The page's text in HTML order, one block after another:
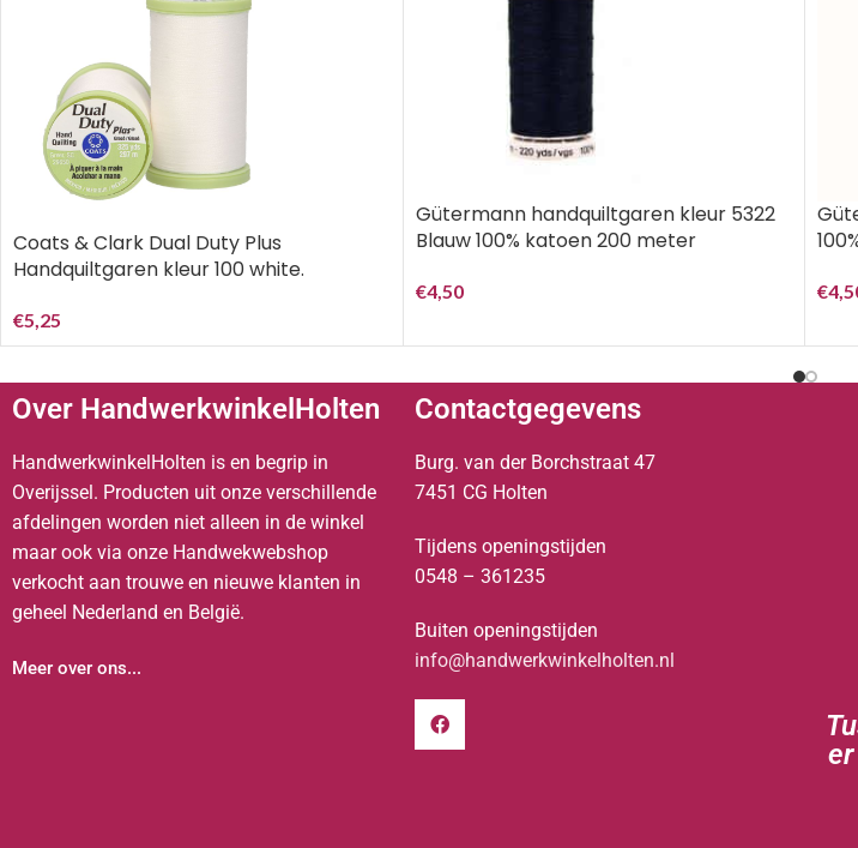
Coats & Clark Dual Duty Plus
Handquiltgaren kleur 100 white.
€5,25
Gütermann handquiltgaren kleur 5322
Blauw 100% katoen 200 meter
€4,50 €
Over HandwerkwinkelHolten
HandwerkwinkelHolten is en begrip in
Overijssel. Producten uit onze verschillende
afdelingen worden niet alleen in de winkel
maar ook via onze Handwekwebshop
verkocht aan trouwe en nieuwe klanten in
geheel Nederland en België.
Meer over ons...
Contactgegevens
Burg. van der Borchstraat 47
7451 CG Holten
Tijdens openingstijden
0548 – 361235
Buiten openingstijden
info@handwerkwinkelholten.nl